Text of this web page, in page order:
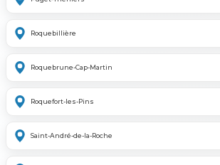
Roquebillière
Roquebrune-Cap-Martin
Roquefort-les-Pins
Saint-André-de-la-Roche